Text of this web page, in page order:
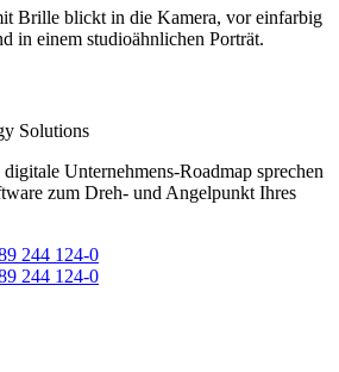
Solutions
Unternehmens-Roadmap sprechen
zum Dreh- und Angelpunkt Ihres
244 124-0
244 124-0